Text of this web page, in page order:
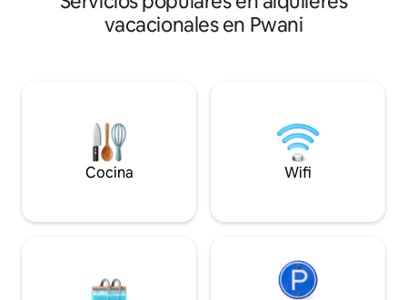
Masaki. El edificio está junto a un
cementerio histórico. Incluye aire
sábanas, electricidad, guardias las 24
horas, cocina completa, sistema de filtro
de agua Berkey y servicio de conserjería.
A 10 minutos a pie de Slipway y a 5
tiene 3
tamaño king; el
constante.
vacacionales en Pwani
Cocina Wifi